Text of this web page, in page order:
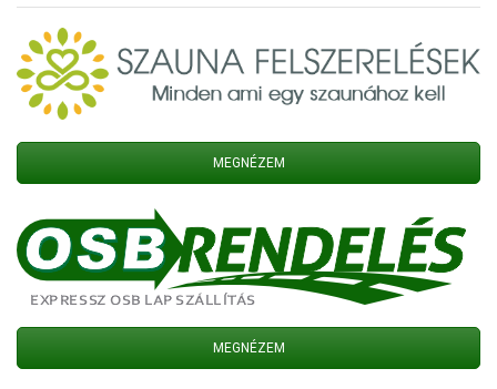
MEGNÉZEM
MEGNÉZEM